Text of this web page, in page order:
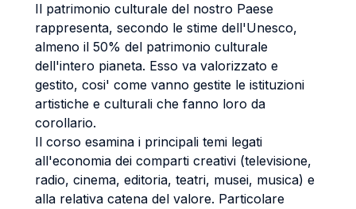
Il patrimonio culturale del nostro Paese
rappresenta, secondo le stime dell'Unesco,
almeno il 50% del patrimonio culturale
dell'intero pianeta. Esso va valorizzato e
gestito, cosi' come vanno gestite le istituzioni
artistiche e culturali che fanno loro da
corollario.
Il corso esamina i principali temi legati
all'economia dei comparti creativi (televisione,
radio, cinema, editoria, teatri, musei, musica) e
alla relativa catena del valore. Particolare